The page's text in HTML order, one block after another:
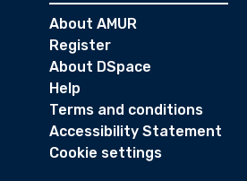
About AMUR
Register
About DSpace
Help
Terms and conditions
Accessibility Statement
Cookie settings